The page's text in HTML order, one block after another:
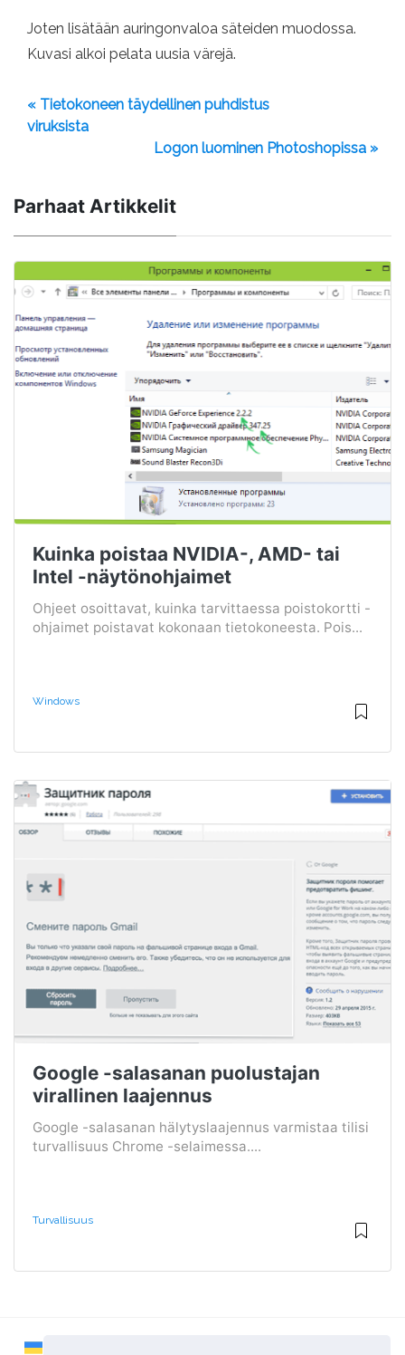
Joten lisätään auringonvaloa säteiden muodossa.
Kuvasi alkoi pelata uusia värejä.
« Tietokoneen täydellinen puhdistus
viruksista
Logon luominen Photoshopissa »
Parhaat Artikkelit
Kuinka poistaa NVIDIA-, AMD- tai
Intel -näytönohjaimet
Ohjeet osoittavat, kuinka tarvittaessa poistokortti -
ohjaimet poistavat kokonaan tietokoneesta. Pois...
Windows
Google -salasanan puolustajan
virallinen laajennus
Google -salasanan hälytyslaajennus varmistaa tilisi
turvallisuus Chrome -selaimessa....
Turvallisuus